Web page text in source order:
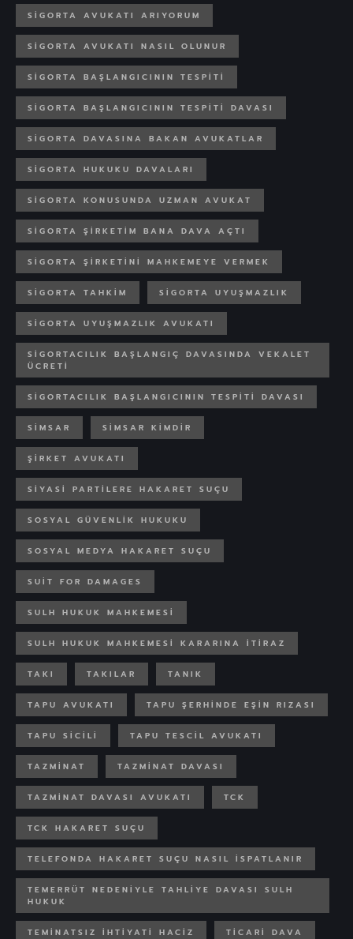
SIGORTA AVUKATI ARIYORUM
SIGORTA AVUKATI NASIL OLUNUR
SIGORTA BAŞLANGICININ TESPITI
SIGORTA BAŞLANGICININ TESPITI DAVASI
SIGORTA DAVASINA BAKAN AVUKATLAR
SIGORTA HUKUKU DAVALARI
SIGORTA KONUSUNDA UZMAN AVUKAT
SIGORTA ŞIRKETIM BANA DAVA AÇTI
SIGORTA ŞIRKETINI MAHKEMEYE VERMEK
SIGORTA TAHKIM SIGORTA UYUŞMAZLIK
SIGORTA UYUŞMAZLIK AVUKATI
SIGORTACILIK BAŞLANGIÇ DAVASINDA VEKALET
ÜCRETI
SIGORTACILIK BAŞLANGICININ TESPITI DAVASI
SIMSAR SIMSAR KIMDIR
ŞIRKET AVUKATI
SIYASI PARTILERE HAKARET SUÇU
SOSYAL GÜVENLIK HUKUKU
SOSYAL MEDYA HAKARET SUÇU
SUIT FOR DAMAGES
SULH HUKUK MAHKEMESI
SULH HUKUK MAHKEMESI KARARINA ITIRAZ
TAKI TAKILAR TANIK
TAPU AVUKATI TAPU ŞERHINDE EŞIN RIZASI
TAPU SICILI TAPU TESCIL AVUKATI
TAZMINAT TAZMINAT DAVASI
TAZMINAT DAVASI AVUKATI TCK
TCK HAKARET SUÇU
TELEFONDA HAKARET SUÇU NASIL ISPATLANIR
TEMERRÜT NEDENIYLE TAHLIYE DAVASI SULH
HUKUK
TEMINATSIZ IHTIYATI HACIZ TICARI DAVA